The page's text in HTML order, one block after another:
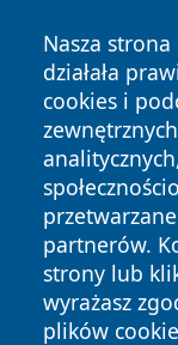
Nasza
działała
cookies i
partnerów.
strony lub
wyrażasz
plików
Copyright © 2026
zastrzeżone.
News Autorzy